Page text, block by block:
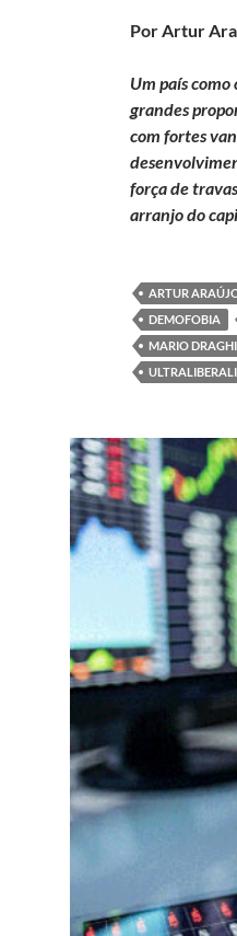
Por Artur
Um país
grandes
com fortes
força de
arranjo do
ARTUR
DEMOFOBIA
MARIO DRAGHI